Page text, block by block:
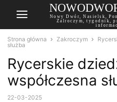
Nowy Dwór, Nasielsk,
Zalroczym, tygodnik,
Strona główna Zakroczym
służba
Rycerskie
współczesna
22-03-2025